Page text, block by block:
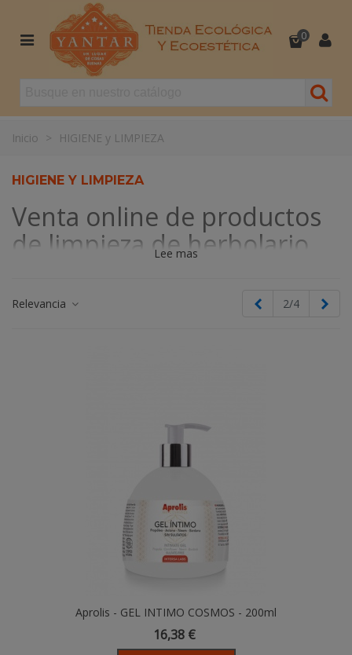
0
Inicio > HIGIENE y LIMPIEZA
HIGIENE Y LIMPIEZA
Venta online de productos
de limpieza de herbolario
parafarmacia natural. ¡Descúbrelos!
Lee mas
Relevancia Anterior
2/4
Aprolis - GEL INTIMO COSMOS - 200ml
16,38 €